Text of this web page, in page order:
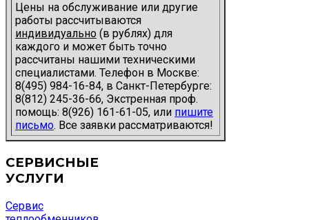
Цены на обслуживание или другие
работы рассчитываются
индивидуально (в рублях) для
каждого и может быть точно
рассчитаны нашими техническими
специалистами. Телефон в Москве:
8(495) 984-16-84, в Санкт-Петербурге:
8(812) 245-36-66, Экстренная проф.
помощь: 8(926) 161-61-05, или пишите
письмо. Все заявки рассматриваются!
СЕРВИСНЫЕ
УСЛУГИ
Сервис